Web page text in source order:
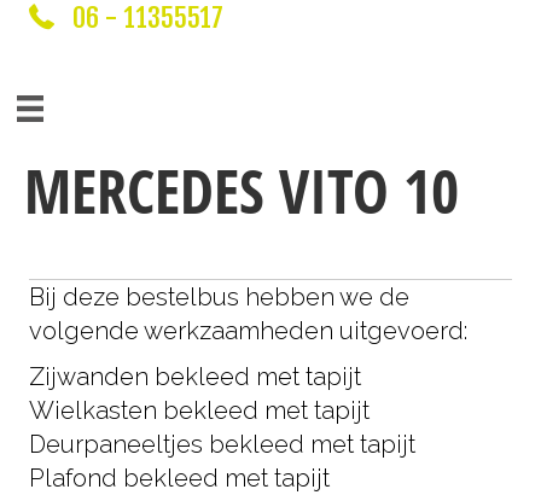
06 - 11355517
MERCEDES VITO 10
Bij deze bestelbus hebben we de
volgende werkzaamheden uitgevoerd:
Zijwanden bekleed met tapijt
Wielkasten bekleed met tapijt
Deurpaneeltjes bekleed met tapijt
Plafond bekleed met tapijt